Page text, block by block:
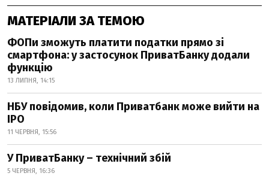
МАТЕРІАЛИ ЗА ТЕМОЮ
ФОПи зможуть платити податки прямо зі
смартфона: у застосунок ПриватБанку додали
функцію
13 ЛИПНЯ, 14:15
НБУ повідомив, коли Приватбанк може вийти на
IPO
11 ЧЕРВНЯ, 15:56
У ПриватБанку – технічний збій
5 ЧЕРВНЯ, 16:36